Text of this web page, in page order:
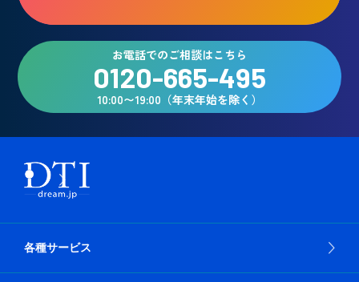
お電話でのご相談はこちら
0120-665-495
10:00〜19:00（年末年始を除く）
各種サービス